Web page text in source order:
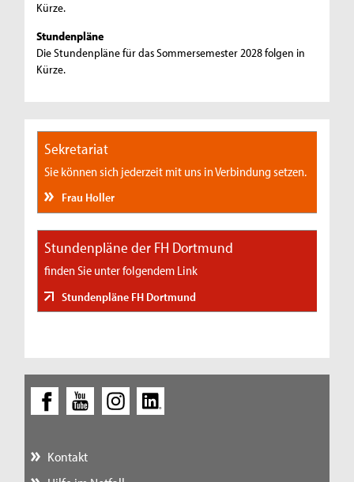
Kürze.
Stundenpläne
Die Stundenpläne für das Sommersemester 2028 folgen in
Kürze.
Sekretariat
Sie können sich jederzeit mit uns in Verbindung setzen.
Frau Holler
Stundenpläne der FH Dortmund
finden Sie unter folgendem Link
Stundenpläne FH Dortmund
Kontakt